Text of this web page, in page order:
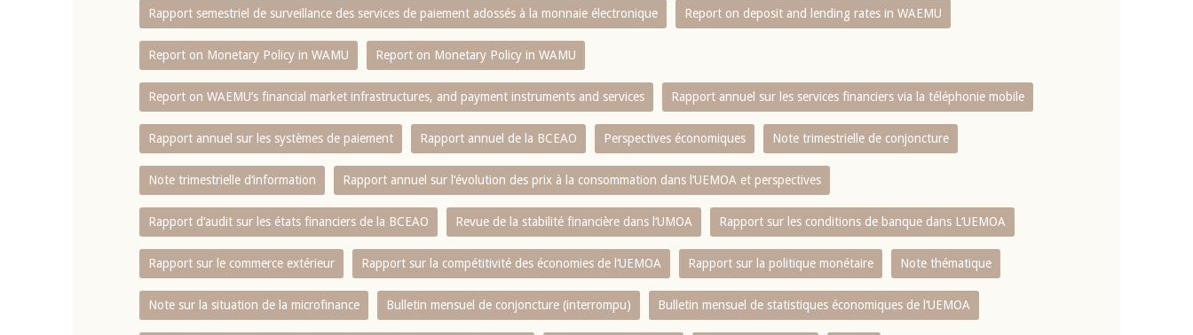
Rapport semestriel de surveillance des services de paiement adossés à la monnaie électronique Report on deposit and lending rates in WAEMU
Report on Monetary Policy in WAMU Report on Monetary Policy in WAMU
Report on WAEMU’s financial market infrastructures, and payment instruments and services Rapport annuel sur les services financiers via la téléphonie mobile
Rapport annuel sur les systèmes de paiement Rapport annuel de la BCEAO Perspectives économiques Note trimestrielle de conjoncture
Note trimestrielle d‘information Rapport annuel sur l‘évolution des prix à la consommation dans l‘UEMOA et perspectives
Rapport d‘audit sur les états financiers de la BCEAO Revue de la stabilité financière dans l‘UMOA Rapport sur les conditions de banque dans L‘UEMOA
Rapport sur le commerce extérieur Rapport sur la compétitivité des économies de l‘UEMOA Rapport sur la politique monétaire Note thématique
Note sur la situation de la microfinance Bulletin mensuel de conjoncture (interrompu) Bulletin mensuel de statistiques économiques de l‘UEMOA